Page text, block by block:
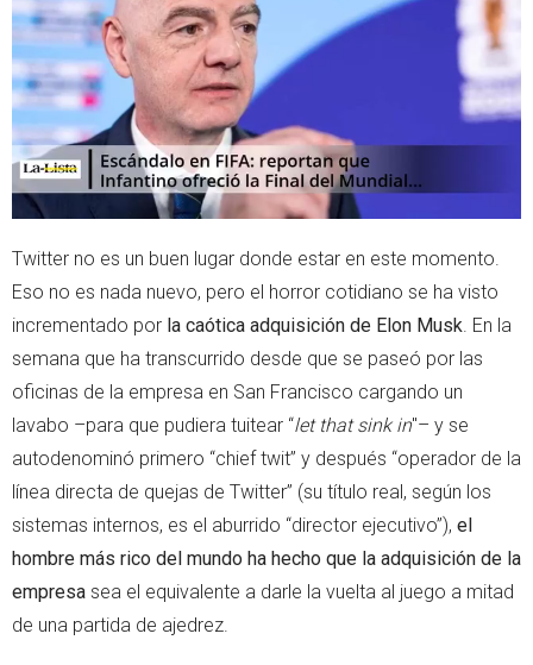
r
p
p
Twitter no es un buen lugar donde estar en este momento.
Eso no es nada nuevo, pero el horror cotidiano se ha visto
incrementado por la caótica adquisición de Elon Musk . En la
semana que ha transcurrido desde que se paseó por las
oficinas de la empresa en San Francisco cargando un
lavabo –para que pudiera tuitear “let that sink in"– y se
autodenominó primero “chief twit” y después “operador de la
línea directa de quejas de Twitter” (su título real, según los
sistemas internos, es el aburrido “director ejecutivo”), el
hombre más rico del mundo ha hecho que la adquisición de la
empresa sea el equivalente a darle la vuelta al juego a mitad
de una partida de ajedrez.